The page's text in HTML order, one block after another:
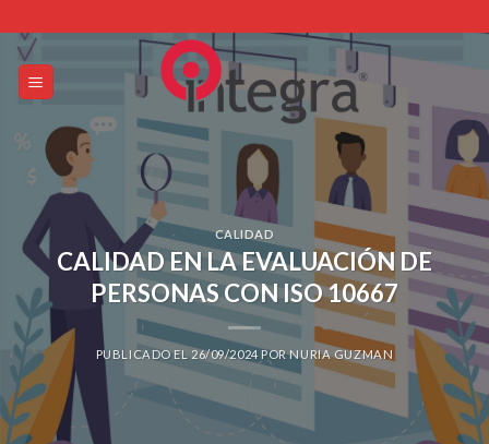
to
content
CALIDAD
CALIDAD EN LA EVALUACIÓN DE
PERSONAS CON ISO 10667
PUBLICADO EL 26/09/2024PORNURIA GUZMAN